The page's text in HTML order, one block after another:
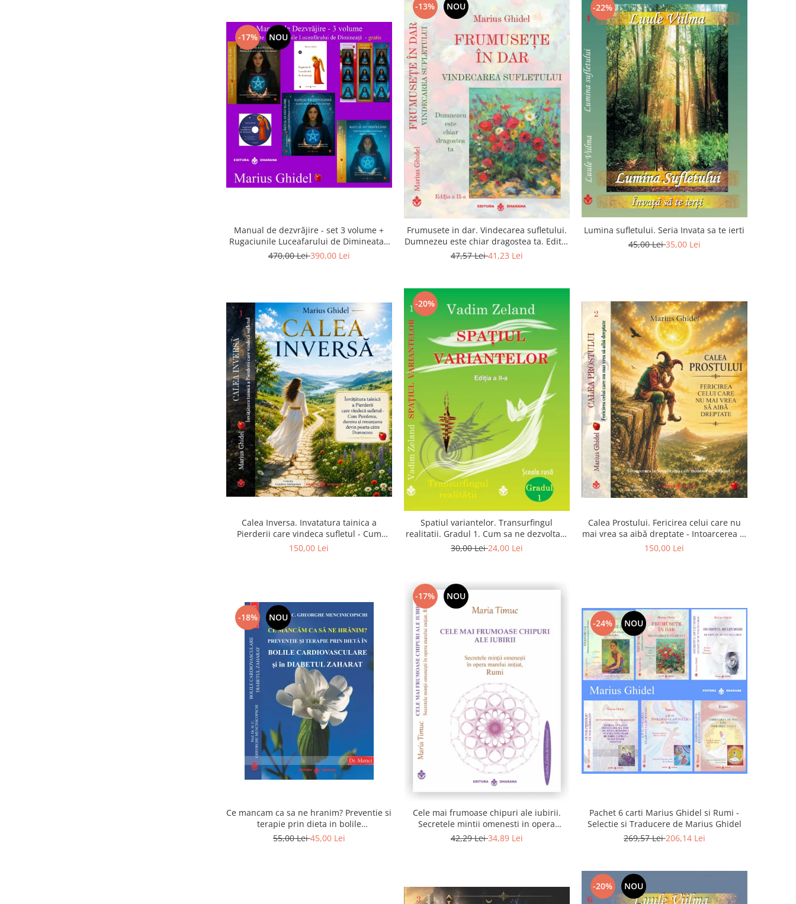
-17% NOU
Manual de dezvrăjire - set 3 volume +
Rugaciunile Luceafarului de Dimineata -
Gratuit)
470,00 Lei390,00 Lei
-13% NOU
Frumusete in dar. Vindecarea sufletului.
Dumnezeu este chiar dragostea ta. Editia
a 2-a
47,57 Lei41,23 Lei
-22%
Lumina sufletului. Seria Invata sa te ierti
45,00 Lei35,00 Lei
Calea Inversa. Invatatura tainica a
Pierderii care vindeca sufletul - Cum
Pierderea, durerea si renuntarea devin
150,00 Lei
-20%
Spatiul variantelor. Transurfingul
realitatii. Gradul 1. Cum sa ne dezvoltam
intuitia si sa ne alegem soarta
30,00 Lei24,00 Lei
Calea Prostului. Fericirea celui care nu
mai vrea sa aibă dreptate - Intoarcerea la
Simplitatea care mantuieste sufletul
150,00 Lei
-18% NOU
Ce mancam ca sa ne hranim? Preventie si
terapie prin dieta in bolile
cardiovasculare si in diabetul zaharat
55,00 Lei45,00 Lei
-17% NOU
Cele mai frumoase chipuri ale iubirii.
Secretele mintii omenesti in opera
marelui initiat, Rumi
42,29 Lei34,89 Lei
-24% NOU
Pachet 6 carti Marius Ghidel si Rumi -
Selectie si Traducere de Marius Ghidel
269,57 Lei206,14 Lei
-20% NOU